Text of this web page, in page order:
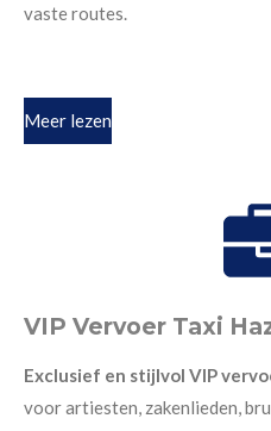
vaste routes.
Meer lezen
VIP Vervoer Taxi
Exclusief en stijlvol VIP
voor artiesten, zakenlieden,